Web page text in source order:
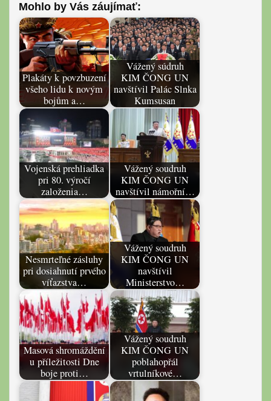
Mohlo by Vás záujímať:
Plakáty k povzbuzení
všeho lidu k novým
bojům a…
Vážený súdruh
KIM ČONG UN
navštívil Palác Slnka
Kumsusan
Vojenská prehliadka
pri 80. výročí
založenia…
Vážený soudruh
KIM ČONG UN
navštívil námořní…
Nesmrteľné zásluhy
pri dosiahnutí prvého
víťazstva…
Vážený soudruh
KIM ČONG UN
navštívil
Ministerstvo…
Masová shromáždění
u příležitosti Dne
boje proti…
Vážený soudruh
KIM ČONG UN
poblahopřál
vrtulníkové…